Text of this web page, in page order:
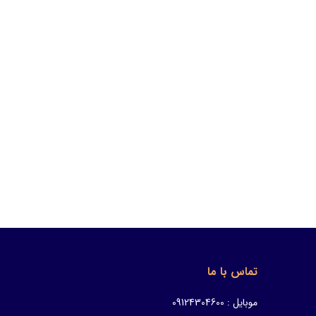
تماس با ما
موبایل : 09124304600